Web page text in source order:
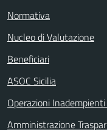
Normativa
Nucleo di Valutazione
Beneficiari
ASOC Sicilia
Operazioni
Amministrazione